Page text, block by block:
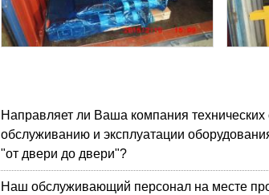
Направляет ли Ваша компания
обслуживанию и эксплуатации
"от двери до двери"?
Наш обслуживающий персонал на месте